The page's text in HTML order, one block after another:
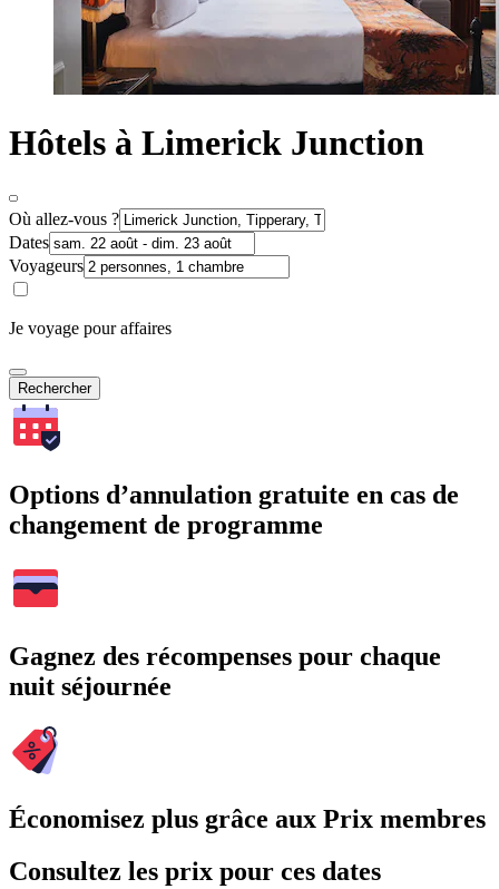
Hôtels à Limerick Junction
Où allez-vous ?
Dates
Voyageurs
Je voyage pour affaires
Rechercher
Options d’annulation gratuite en cas de
changement de programme
Gagnez des récompenses pour chaque
nuit séjournée
Économisez plus grâce aux Prix membres
Consultez les prix pour ces dates